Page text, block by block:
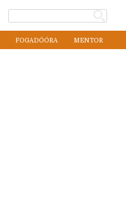
FOGADÓÓRA MENTOR